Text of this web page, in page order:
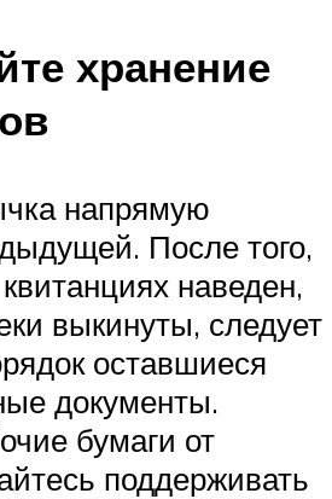
хранение
напрямую
После того,
наведен,
выкинуты, следует
оставшиеся
документы.
бумаги от
поддерживать